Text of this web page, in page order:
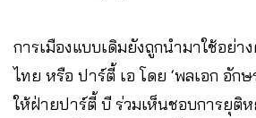
การเมืองแบบเดิมยังถูกนำมาใช้อย่า
ไทย หรือ ปาร์ตี้ เอ โดย ‘พลเอก อักษ
ให้ฝ่ายปาร์ตี้ บี ร่วมเห็นชอบการยุติ